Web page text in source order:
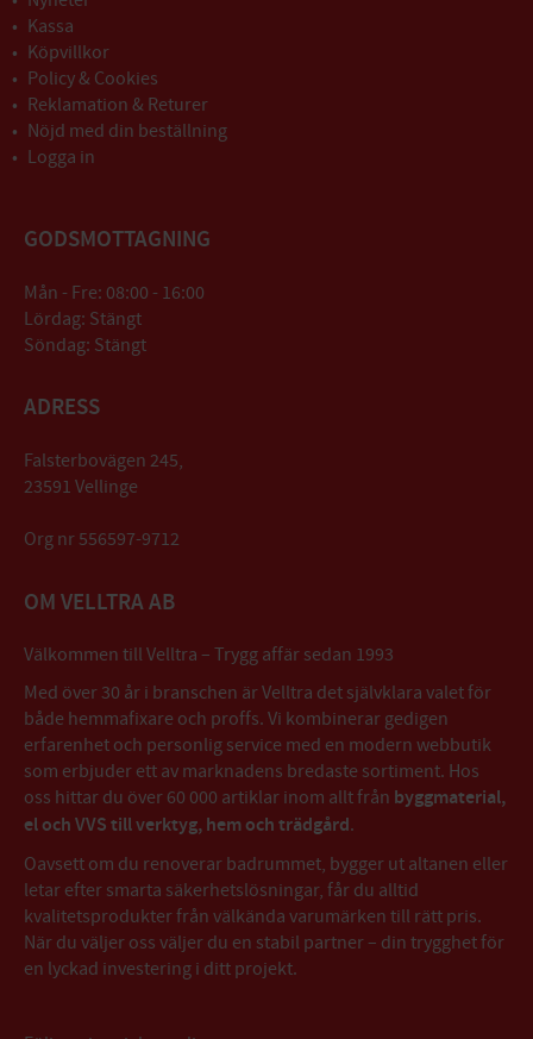
Kassa
Köpvillkor
Policy & Cookies
Reklamation & Returer
Nöjd med din beställning
Logga in
GODSMOTTAGNING
Mån - Fre: 08:00 - 16:00
Lördag: Stängt
Söndag: Stängt
ADRESS
Falsterbovägen 245,
23591 Vellinge
Org nr 556597-9712
OM VELLTRA AB
Välkommen till Velltra – Trygg affär sedan 1993
Med över 30 år i branschen är Velltra det självklara valet för
både hemmafixare och proffs. Vi kombinerar gedigen
erfarenhet och personlig service med en modern webbutik
som erbjuder ett av marknadens bredaste sortiment. Hos
oss hittar du över 60 000 artiklar inom allt från byggmaterial,
el och VVS till verktyg, hem och trädgård.
Oavsett om du renoverar badrummet, bygger ut altanen eller
letar efter smarta säkerhetslösningar, får du alltid
kvalitetsprodukter från välkända varumärken till rätt pris.
När du väljer oss väljer du en stabil partner – din trygghet för
en lyckad investering i ditt projekt.